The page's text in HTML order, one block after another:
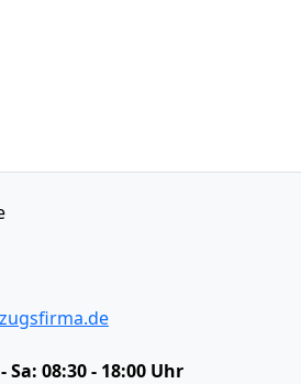
Sa: 08:30 - 18:00 Uhr